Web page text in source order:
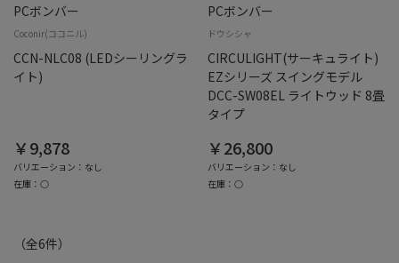
PCボンバー
Coconir(ココニル)
CCN-NLC08 (LEDシーリングラ
イト)
￥9,878
バリエーション：なし
在庫：○
PCボンバー
ドウシシャ
CIRCULIGHT(サーキュライト)
EZシリーズ スイングモデル
DCC-SW08EL ライトウッド 8畳
タイプ
￥26,800
バリエーション：なし
在庫：○
（全6件）